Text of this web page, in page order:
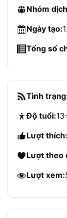
Nhóm
Ngày tạo:
Tổng số
Tình
Độ tuổi:
Lượt thích:
Lượt theo
Lượt xem: